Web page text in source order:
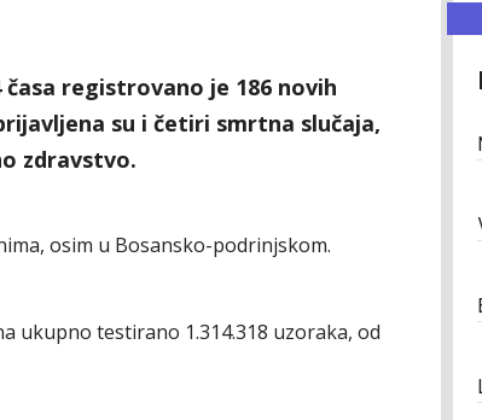
registrovano je 186 novih
su i četiri smrtna slučaja,
zdravstvo.
osim u Bosansko-podrinjskom.
ukupno testirano 1.314.318 uzoraka, od